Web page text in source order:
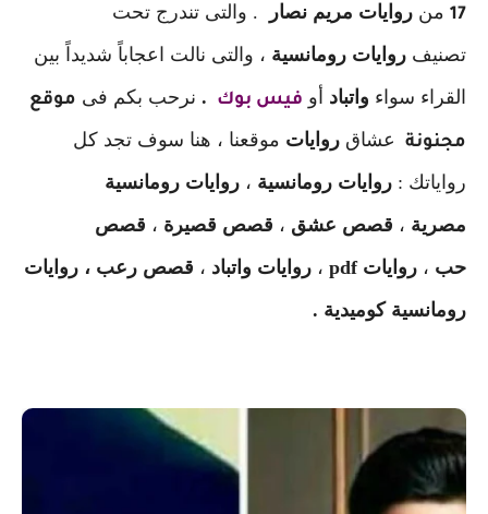
17 من روايات مريم نصار
. والتى تندرج تحت
تصنيف روايات رومانسية ، والتى نالت اعجاباً شديداً بين
القراء سواء واتباد أو فيس بوك . نرحب بكم فى موقع
مجنونة عشاق روايات موقعنا ، هنا سوف تجد كل
رواياتك : روايات رومانسية ، روايات رومانسية
مصرية ، قصص عشق ، قصص قصيرة ، قصص
حب ، روايات pdf ، روايات واتباد ، قصص رعب ، روايات
رومانسية كوميدية .